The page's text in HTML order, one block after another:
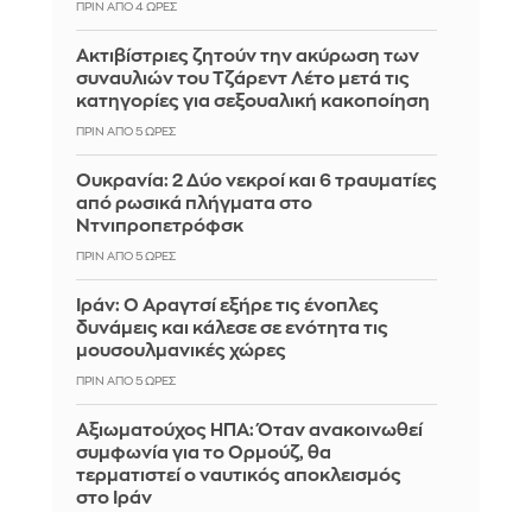
ΠΡΙΝ ΑΠΌ 4 ΏΡΕΣ
Ακτιβίστριες ζητούν την ακύρωση των
συναυλιών του Τζάρεντ Λέτο μετά τις
κατηγορίες για σεξουαλική κακοποίηση
ΠΡΙΝ ΑΠΌ 5 ΏΡΕΣ
Ουκρανία: 2 Δύο νεκροί και 6 τραυματίες
από ρωσικά πλήγματα στο
Ντνιπροπετρόφσκ
ΠΡΙΝ ΑΠΌ 5 ΏΡΕΣ
Ιράν: Ο Αραγτσί εξήρε τις ένοπλες
δυνάμεις και κάλεσε σε ενότητα τις
μουσουλμανικές χώρες
ΠΡΙΝ ΑΠΌ 5 ΏΡΕΣ
Αξιωματούχος ΗΠΑ: Όταν ανακοινωθεί
συμφωνία για το Ορμούζ, θα
τερματιστεί ο ναυτικός αποκλεισμός
στο Ιράν